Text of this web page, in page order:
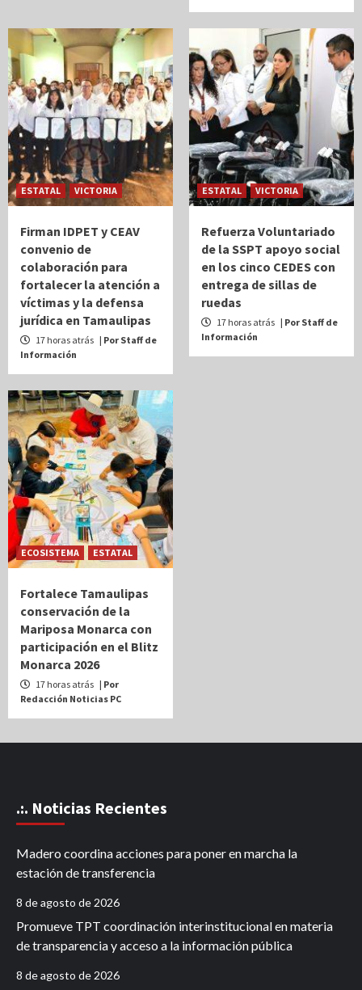
ESTATAL VICTORIA
Firman IDPET y CEAV
convenio de
colaboración para
fortalecer la atención a
víctimas y la defensa
jurídica en Tamaulipas
17 horas atrás | Por Staff de
Información
ESTATAL VICTORIA
Refuerza Voluntariado
de la SSPT apoyo social
en los cinco CEDES con
entrega de sillas de
ruedas
17 horas atrás | Por Staff de
Información
ECOSISTEMA ESTATAL
Fortalece Tamaulipas
conservación de la
Mariposa Monarca con
participación en el Blitz
Monarca 2026
17 horas atrás | Por
Redacción Noticias PC
.:. Noticias Recientes
Madero coordina acciones para poner en marcha la
estación de transferencia
8 de agosto de 2026
Promueve TPT coordinación interinstitucional en materia
de transparencia y acceso a la información pública
8 de agosto de 2026